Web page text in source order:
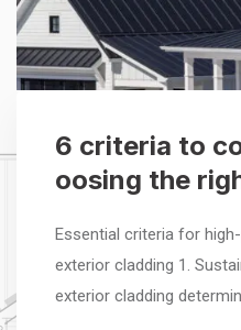
6 criteria to
oosing the
Essential criteria for
exterior cladding 1.
exterior cladding